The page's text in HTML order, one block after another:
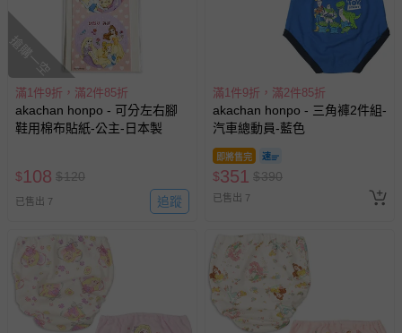
搶購一空
滿1件9折，滿2件85折
akachan honpo - 可分左右腳
鞋用棉布貼紙-公主-日本製
$108 $120
已售出 7 追蹤
滿1件9折，滿2件85折
akachan honpo - 三角褲2件組-
汽車總動員-藍色
即將售完
$351 $390
已售出 7